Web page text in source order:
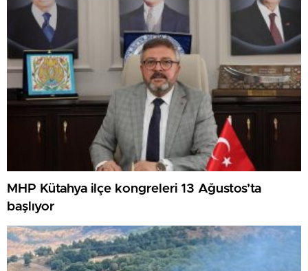
MHP Kütahya ilçe kongreleri 13 Ağustos’ta
başlıyor